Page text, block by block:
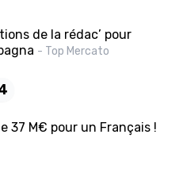
de la rédac’ pour
- Top Mercato
37 M€ pour un Français !